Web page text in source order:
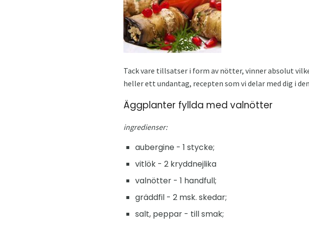
Tack vare tillsatser i form av nötter, vinner absolut
heller ett undantag, recepten som vi delar med dig i
Äggplanter fyllda med valnötter
ingredienser:
aubergine - 1 stycke;
vitlök - 2 kryddnejlika
valnötter - 1 handfull;
gräddfil - 2 msk. skedar;
salt, peppar - till smak;